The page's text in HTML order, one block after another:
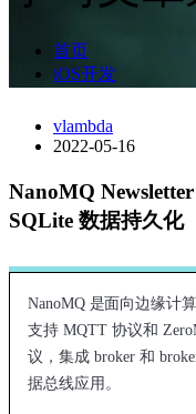
首页
iOS开发
vlambda
2022-05-16
NanoMQ
SQLite 数据持久化
NanoMQ 是面向边缘计
支持 MQTT 协议和
议，集成 broker 和
据总线应用。